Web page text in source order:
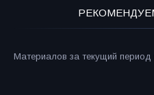
Материалов за текущий период